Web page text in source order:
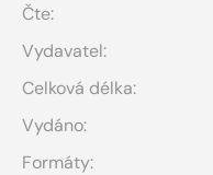
Čte:
Vydavatel:
Celková délka:
Vydáno:
Formáty: